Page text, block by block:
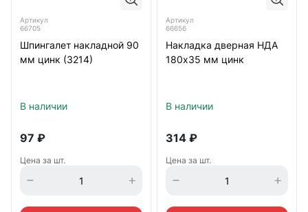
Артикул
66705
Шпингалет накладной 90
мм цинк (3214)
В наличии
97 ₽
Цена за шт.
Артикул
66656
Накладка дверная НДА
180х35 мм цинк
В наличии
314 ₽
Цена за шт.